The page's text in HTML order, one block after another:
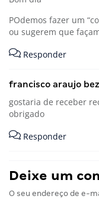
POdemos fazer um
ou sugerem que
Responder
francisco araujo
gostaria de receber
obrigado
Responder
Deixe um
O seu endereço de e-